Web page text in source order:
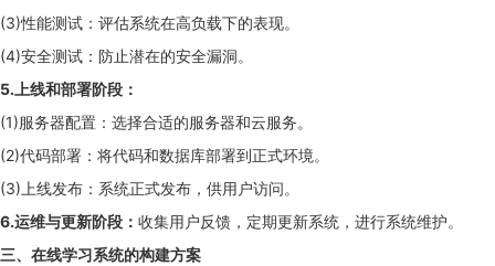
(3)性能测试：评估系统在高负载下的表现。
(4)安全测试：防止潜在的安全漏洞。
5.上线和部署阶段：
(1)服务器配置：选择合适的服务器和云服务。
(2)代码部署：将代码和数据库部署到正式环境。
(3)上线发布：系统正式发布，供用户访问。
6.运维与更新阶段： 收集用户反馈，定期更新系统，进行系统维护。
三、在线学习系统的构建方案